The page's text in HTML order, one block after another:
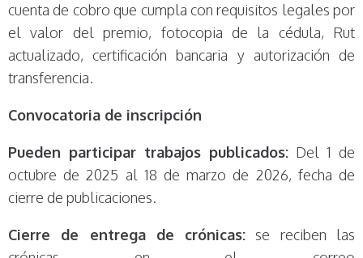
cuenta de cobro que cumpla con requisitos legales por
el valor del premio, fotocopia de la cédula, Rut
actualizado, certificación bancaria y autorización de
transferencia.
Convocatoria de inscripción
Pueden participar trabajos publicados: Del 1 de
octubre de 2025 al 18 de marzo de 2026, fecha de
cierre de publicaciones.
Cierre de entrega de crónicas: se reciben las